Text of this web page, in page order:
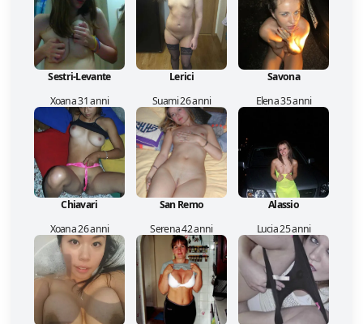
Sestri-Levante Lerici
Savona
Xoana 31 anni
Chiavari
Suami 26 anni
San Remo
Elena 35 anni
Alassio
Xoana 26 anni
Serena 42 anni Lucia 25 anni